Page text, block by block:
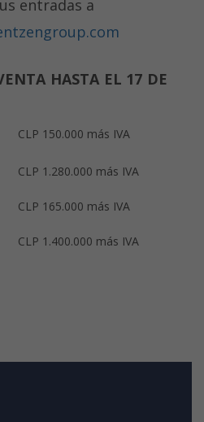
entradas a
HASTA EL 17 DE
CLP 150.000 más IVA
CLP 1.280.000 más IVA
CLP 165.000 más IVA
CLP 1.400.000 más IVA